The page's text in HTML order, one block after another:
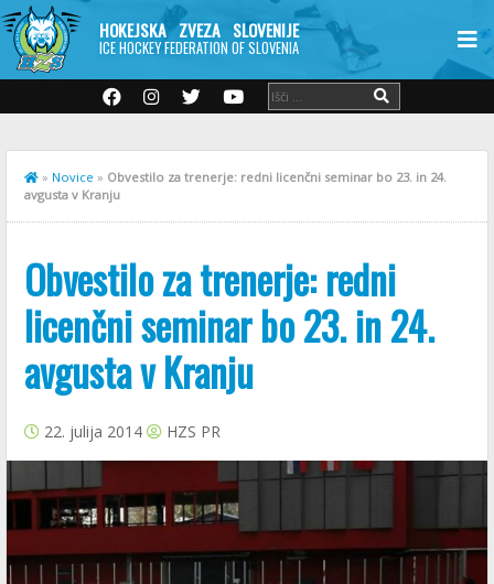
HOKEJSKA ZVEZA SLOVENIJE
ICE HOCKEY FEDERATION OF SLOVENIA
» Novice » Obvestilo za trenerje: redni licenčni seminar bo 23. in 24.
avgusta v Kranju
Obvestilo za trenerje: redni
licenčni seminar bo 23. in 24.
avgusta v Kranju
22. julija 2014 HZS PR